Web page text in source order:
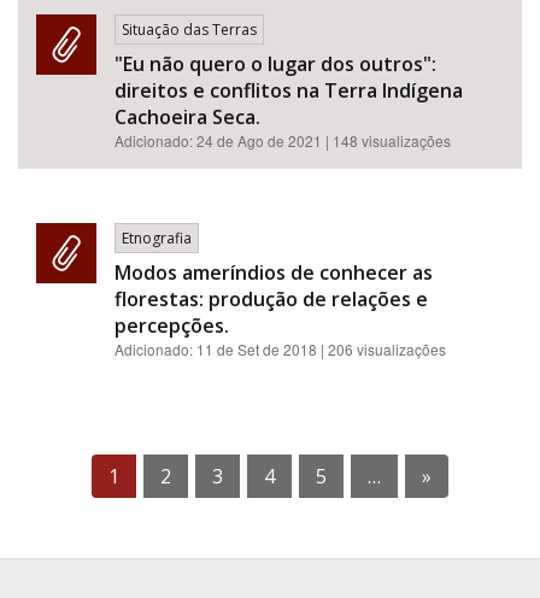
Situação das Terras
"Eu não quero o lugar dos outros":
direitos e conflitos na Terra Indígena
Cachoeira Seca.
Adicionado:24 de Ago de 2021 | 148 visualizações
Etnografia
Modos ameríndios de conhecer as
florestas: produção de relações e
percepções.
Adicionado: 11 de Set de 2018 | 206 visualizações
1 2 3 4 5 … »